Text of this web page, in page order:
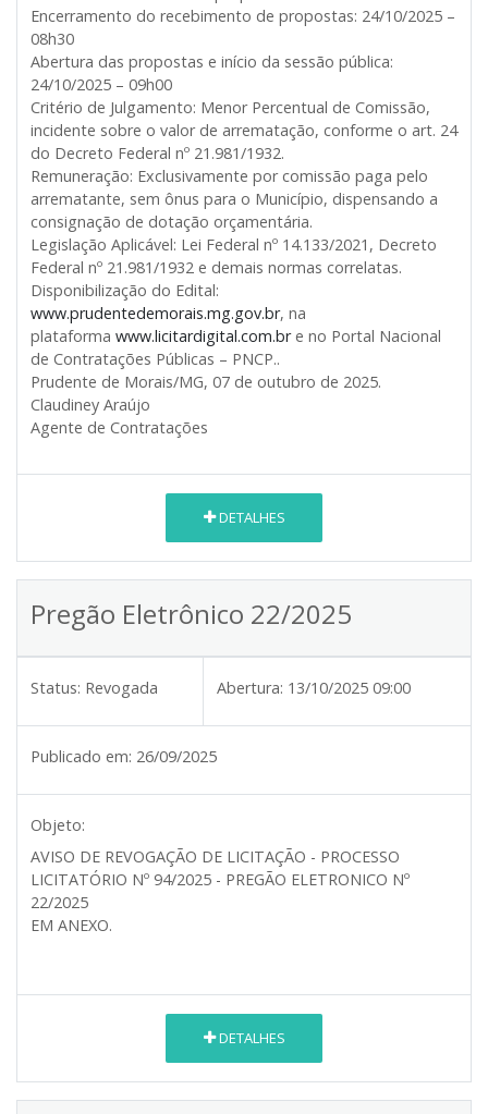
Encerramento do recebimento de propostas: 24/10/2025 –
08h30
Abertura das propostas e início da sessão pública:
24/10/2025 – 09h00
Critério de Julgamento: Menor Percentual de Comissão,
incidente sobre o valor de arrematação, conforme o art. 24
do Decreto Federal nº 21.981/1932.
Remuneração: Exclusivamente por comissão paga pelo
arrematante, sem ônus para o Município, dispensando a
consignação de dotação orçamentária.
Legislação Aplicável: Lei Federal nº 14.133/2021, Decreto
Federal nº 21.981/1932 e demais normas correlatas.
Disponibilização do Edital:
www.prudentedemorais.mg.gov.br, na
plataforma www.licitardigital.com.bre no Portal Nacional
de Contratações Públicas – PNCP..
Prudente de Morais/MG, 07 de outubro de 2025.
Claudiney Araújo
Agente de Contratações
DETALHES
Pregão Eletrônico 22/2025
Status: Revogada Abertura: 13/10/2025 09:00
Publicado em: 26/09/2025
Objeto:
AVISO DE REVOGAÇÃO DE LICITAÇÃO - PROCESSO
LICITATÓRIO Nº 94/2025 - PREGÃO ELETRONICO Nº
22/2025
EM ANEXO.
DETALHES